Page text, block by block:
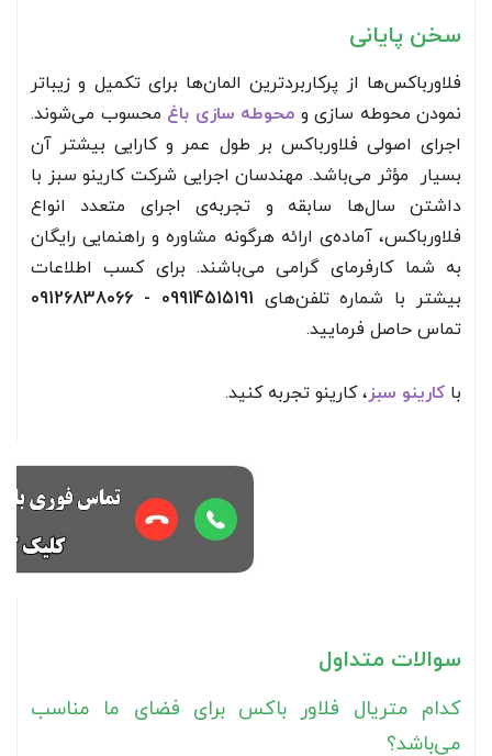
سخن پایانی
فلاورباکس‌ها از پرکاربردترین المان‌ها برای تکمیل و زیباتر
نمودن محوطه سازی و محوطه سازی باغ محسوب می‌شوند.
اجرای اصولی فلاورباکس بر طول عمر و کارایی بیشتر آن
بسیار مؤثر می‌باشد. مهندسان اجرایی شرکت کارینو سبز با
داشتن سال‌ها سابقه و تجربه‌ی اجرای متعدد انواع
فلاورباکس، آماده‌ی ارائه هرگونه مشاوره و راهنمایی رایگان
به شما کارفرمای گرامی می‌باشند. برای کسب اطلاعات
بیشتر با شماره تلفن‌های 09914515191 - 09126838066
تماس حاصل فرمایید.
با کارینو سبز، کارینو تجربه کنید.
سوالات متداول
کدام متریال فلاور باکس برای فضای ما مناسب
می‌باشد؟